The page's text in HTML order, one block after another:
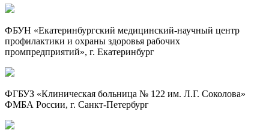
ФБУН «Екатеринбургский медицинский-научный центр
профилактики и охраны здоровья рабочих
промпредприятий», г. Екатеринбург
ФГБУЗ «Клиническая больница № 122 им. Л.Г. Соколова»
ФМБА России, г. Санкт-Петербург